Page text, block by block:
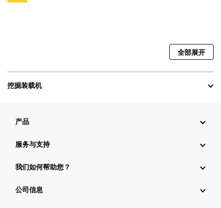
全部展开
挖掘装载机
产品
服务与支持
我们如何帮助您？
公司信息